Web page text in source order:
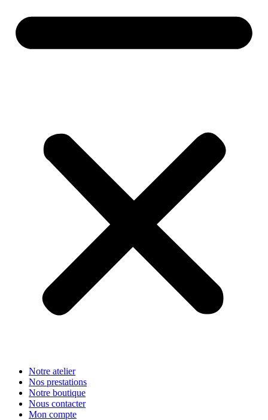
Notre atelier
Nos prestations
Notre boutique
Nous contacter
Mon compte